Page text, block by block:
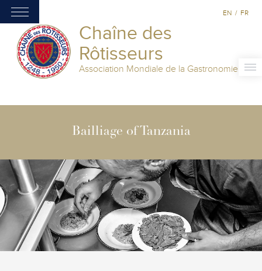
Chaîne des
Rôtisseurs
Association Mondiale de la Gastronomie
EN / FR
Bailliage of Tanzania